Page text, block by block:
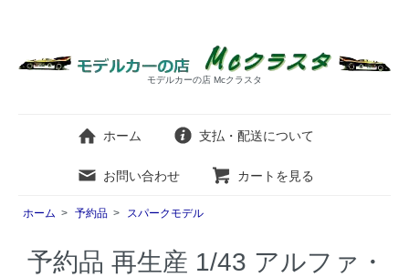
モデルカーの店 Mcクラスタ
ホーム 支払・配送について
お問い合わせ カートを見る
ホーム > 予約品 > スパークモデル
予約品 再生産 1/43 アルファ・